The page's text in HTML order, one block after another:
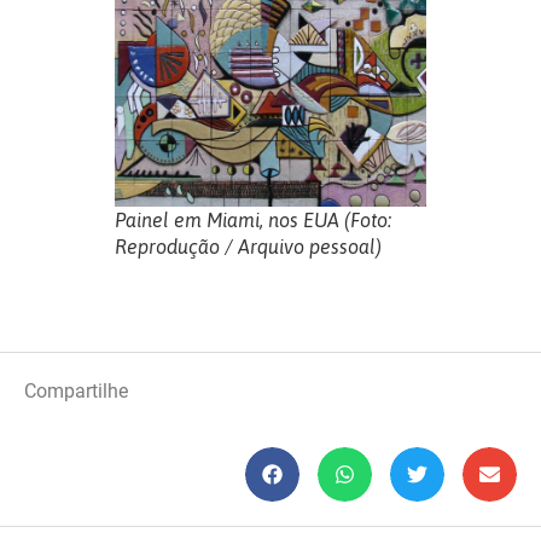
Painel em Miami, nos EUA (Foto:
Reprodução / Arquivo pessoal)
Compartilhe